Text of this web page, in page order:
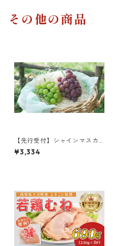
その他の商品
【先行受付】シャインマスカ
ット ピオーネ セット 各1房 ぶ
どう ギフト 冷蔵発送 産地直送
¥3,334